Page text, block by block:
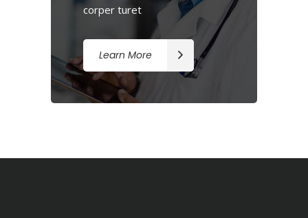
corper turet
Learn More